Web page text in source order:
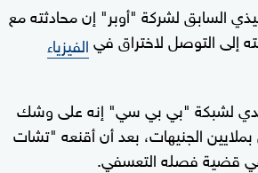
السابق لشركة "أوبر" إن محادثته مع
إلى التوصل لاختراق فيالفيزياء
لشبكة "بي بي سي" إنه على وشك
الجنيهات، بعد أن أقنعه "تشات
قضية فصله التعسفي.